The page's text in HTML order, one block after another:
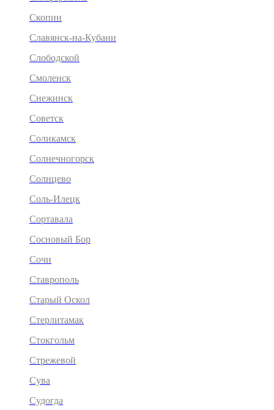
Скопин
Славянск-на-Кубани
Слободской
Смоленск
Снежинск
Советск
Соликамск
Солнечногорск
Солнцево
Соль-Илецк
Сортавала
Сосновый Бор
Сочи
Ставрополь
Старый Оскол
Стерлитамак
Стокгольм
Стрежевой
Сува
Судогда